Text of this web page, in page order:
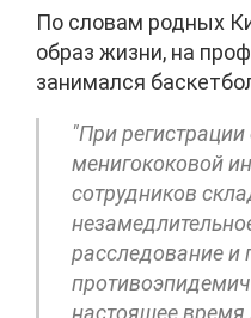
По словам родных
образ жизни, на
занимался
"При регистрации
менигококовой
сотрудников
расследование
настоящее время